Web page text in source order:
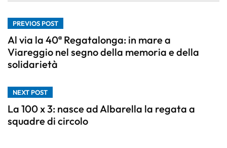
PREVIOS POST
Al via la 40ª Regatalonga: in mare a
Viareggio nel segno della memoria e della
solidarietà
NEXT POST
La 100 x 3: nasce ad Albarella la regata a
squadre di circolo